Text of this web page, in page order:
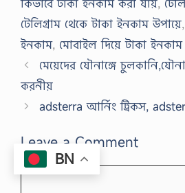
টেলিগ্রাম থেকে টাকা ইনকাম উপায়ে,
ইনকাম, মোবাইল দিয়ে টাকা ইনকাম
মেয়েদের যৌনাঙ্গে
করনীয়
adsterra আর্নিং ট্রিকস,
Leave a Comment
Comment
BN